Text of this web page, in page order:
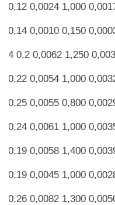
0,12 0,0024 1,000
0,14 0,0010 0,150
4 0,2 0,0062 1,250
0,22 0,0054 1,000
0,25 0,0055 0,800
0,24 0,0061 1,000
0,19 0,0058 1,400
0,19 0,0045 1,000
0,26 0,0082 1,300